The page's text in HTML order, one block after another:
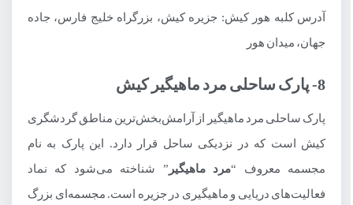
آدرس کلبه هور کیش: جزیره کیش، بزرگراه خلیج فارس، جاده
جهان، ميدان هور
8- پارک ساحلی مرد ماهیگیر کیش
پارک ساحلی مرد ماهیگیر از آرامش‌بخش‌ترین مناطق گردشگری
کیش است که در نزدیکی ساحل قرار دارد. این پارک به نام
مجسمه معروف “مرد ماهیگیر ” شناخته می‌شود که نماد
فعالیت‌های دریایی و ماهیگیری در جزیره است. مجسمه‌ای بزرگ